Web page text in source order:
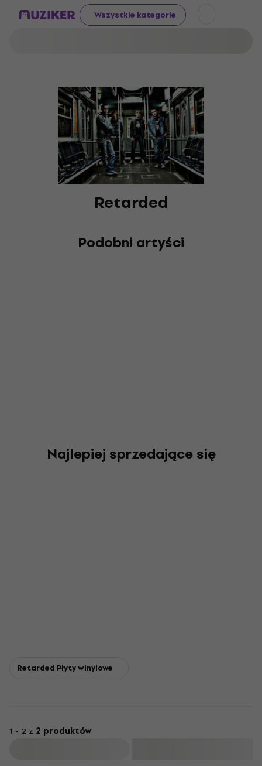
Wszystkie kategorie
Retarded
Podobni artyści
Najlepiej sprzedające się
Retarded Płyty winylowe
1 - 2 z 2 produktów